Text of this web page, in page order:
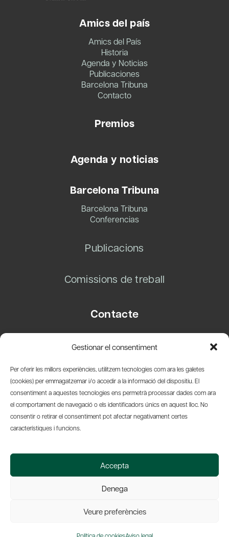
Gestionar el consentiment
Per oferir les millors experiències, utilitzem tecnologies com ara les galetes
(cookies) per emmagatzemar i/o accedir a la informació del dispositiu. El
consentiment a aquestes tecnologies ens permetrà processar dades com ara
el comportament de navegació o els identificadors únics en aquest lloc. No
consentir o retirar el consentiment pot afectar negativament certes
característiques i funcions.
Accepta
Denega
Veure preferències
Amics del país
Amics del País
Historia
Agenda y Noticias
Publicaciones
Barcelona Tribuna
Contacto
Premios
Agenda y noticias
Barcelona Tribuna
Barcelona Tribuna
Conferencias
Publicacions
Comissions de treball
Contacte
08003 Barcelona
info@amicsdelpais.com
Suscripció Newsletter
© 2026 Societat Econòmica Barcelonesa d'Amics del País
Web by Ideamatic